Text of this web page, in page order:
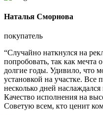
Наталья Сморнова
покупатель
“Случайно наткнулся на
попробовать, так как мечта
долгие годы. Удивило, что
установкой на участке. Все
несколько дней
Качество исполнения на
Советую всем, кто ценит